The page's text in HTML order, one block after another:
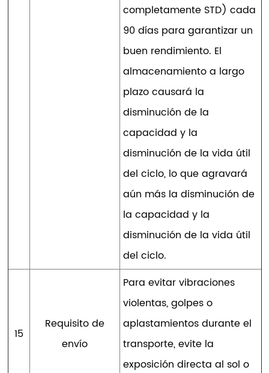
completamente STD) cada
90 días para garantizar un
buen rendimiento. El
almacenamiento a largo
plazo causará la
disminución de la
capacidad y la
disminución de la vida útil
del ciclo, lo que agravará
aún más la disminución de
la capacidad y la
disminución de la vida útil
del ciclo.
15
Requisito de
envío
Para evitar vibraciones
violentas, golpes o
aplastamientos durante el
transporte, evite la
exposición directa al sol o